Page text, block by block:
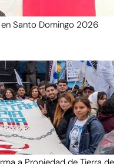
Santo Domingo 2026